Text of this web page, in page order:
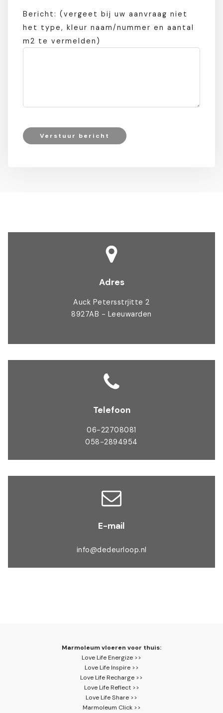
Bericht: (vergeet bij uw aanvraag niet
het type, kleur naam/nummer en aantal
m2 te vermelden)
Verstuur bericht
Adres
Auck Petersstrjitte 2
8927AB - Leeuwarden
Telefoon
06-22708081
058-2894954
E-mail
info@dedeurloop.nl
Marmoleum vloeren voor thuis:
Love Life Energize >>
Love Life Inspire >>
Love Life Recharge >>
Love Life Reflect >>
Love Life Share >>
Marmoleum Click >>